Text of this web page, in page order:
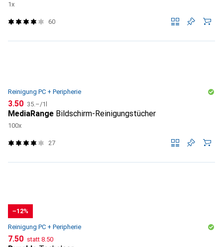
1x
60
Reinigung PC + Peripherie
CHF
3.50 CHF
35.–/1l
MediaRange Bildschirm-Reinigungstücher
100x
27
−12%
Reinigung PC + Peripherie
CHF
7.50 statt CHF
8.50